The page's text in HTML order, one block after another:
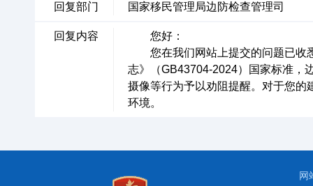
回复部门 国家移民管理局边防检查管理司
回复内容
您好：
您在我们网站上提交的问题已收悉
志》（GB43704-2024）国家标准，
摄像等行为予以劝阻提醒。对于您的
环境。
网